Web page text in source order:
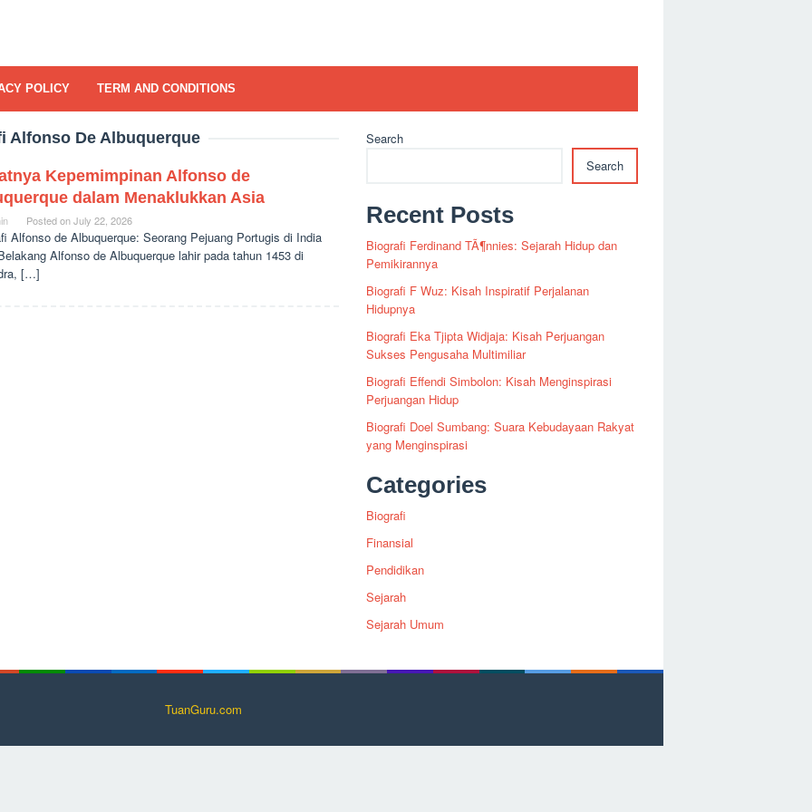
POLICY TERM AND CONDITIONS
Alfonso De Albuquerque
Kepemimpinan Alfonso de
dalam Menaklukkan Asia
Posted onJuly 22, 2026
Alfonso de Albuquerque: Seorang Pejuang Portugis di India
Alfonso de Albuquerque lahir pada tahun 1453 di
[…]
Search
Search
Recent Posts
Biografi Ferdinand TÃ¶nnies: Sejarah Hidup dan
Pemikirannya
Biografi F Wuz: Kisah Inspiratif Perjalanan
Hidupnya
Biografi Eka Tjipta Widjaja: Kisah Perjuangan
Sukses Pengusaha Multimiliar
Biografi Effendi Simbolon: Kisah Menginspirasi
Perjuangan Hidup
Biografi Doel Sumbang: Suara Kebudayaan Rakyat
yang Menginspirasi
Categories
Biografi
Finansial
Pendidikan
Sejarah
Sejarah Umum
TuanGuru.com